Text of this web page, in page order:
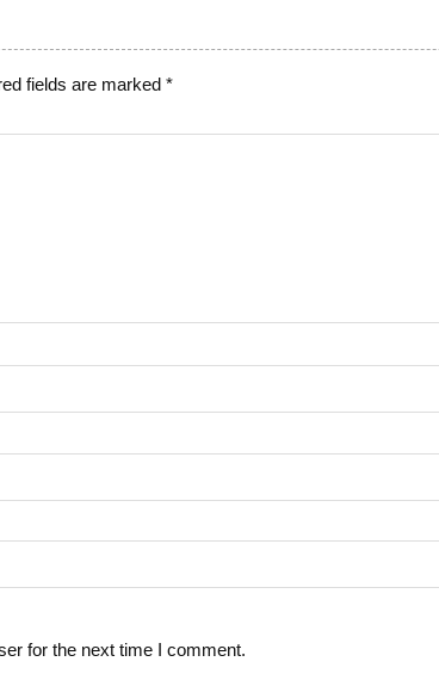
fields are marked*
for the next time I comment.